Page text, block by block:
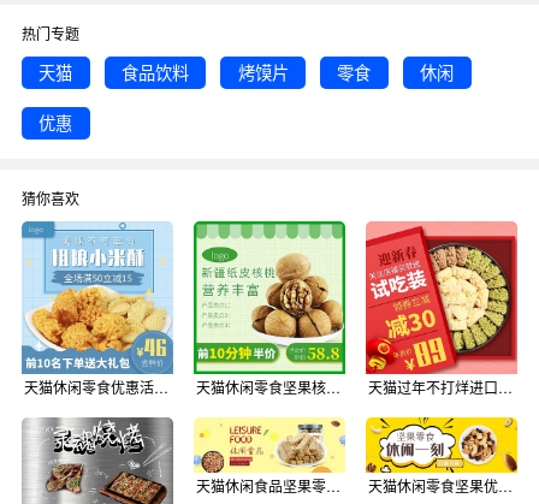
热门专题
天猫 食品饮料 烤馍片 零食 休闲
优惠
猜你喜欢
天猫休闲零食优惠活动淘宝直通车图片 天猫休闲零食坚果核桃限时优惠淘宝直通车图片 天猫过年不打烊进口零食限时优惠活动淘宝直通车图片
天猫休闲食品坚果零食优惠活动淘宝banner 天猫休闲零食坚果优惠活动淘宝banner